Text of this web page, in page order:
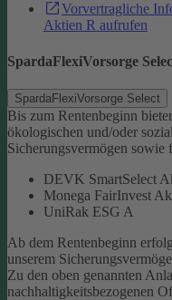
Vorvertragliche
Aktien R aufrufen
SpardaFlexiVorsorge
SpardaFlexiVorsorge Select
Bis zum Rentenbeginn
ökologischen und/oder
Sicherungsvermögen sowie
DEVK SmartSelect
Monega FairInvest
UniRak ESG A
Ab dem Rentenbeginn
unserem
Zu den oben genannten
nachhaltigkeitsbezogenen